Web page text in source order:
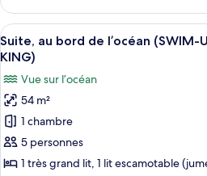
de
l’océan
(SWIM-
KING)
Suite,
au
bord
de
l’océan
(SWIM-
UP
KING)
Afficher
toutes
photos
pour
ce
type
de
10
Suite, au bord de l’océan (SWIM-
KING)
Vue sur l’océan
54 m²
1 chambre
5 personnes
1 très grand lit, 1 lit escamotable